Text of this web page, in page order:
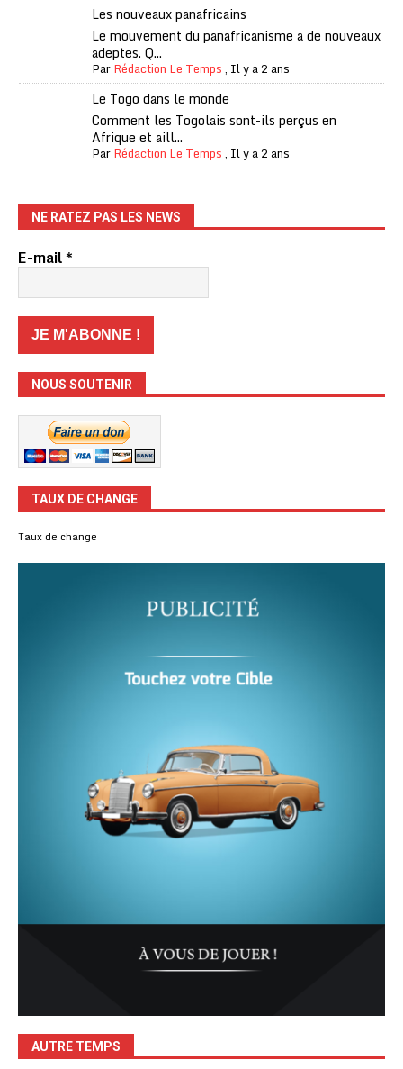
Les nouveaux panafricains
Le mouvement du panafricanisme a de nouveaux
adeptes. Q...
ParRédaction Le Temps, Il y a 2 ans
Le Togo dans le monde
Comment les Togolais sont-ils perçus en
Afrique et aill...
ParRédaction Le Temps, Il y a 2 ans
NE RATEZ PAS LES NEWS
E-mail*
NOUS SOUTENIR
TAUX DE CHANGE
Taux de change
AUTRE TEMPS